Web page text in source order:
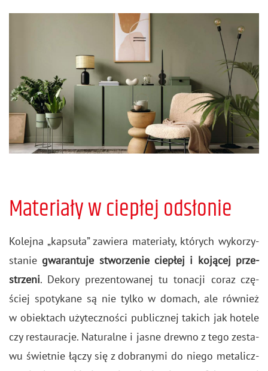
Materiały w ciepłej odsłonie
Ko­lej­na „kap­su­ła” za­wie­ra ma­te­ria­ły, któ­rych wy­ko­rzy­
sta­nie gwa­ran­tu­je stwo­rze­nie cie­płej i ko­ją­cej prze­
strze­ni. De­ko­ry pre­zen­to­wa­nej tu to­na­cji coraz czę­
ściej spo­ty­ka­ne są nie tylko w do­mach, ale rów­nież
w obiek­tach uży­tecz­no­ści pu­blicz­nej ta­kich jak ho­te­le
czy re­stau­ra­cje. Na­tu­ral­ne i jasne drew­no z tego ze­sta­
wu świet­nie łączy się z do­bra­ny­mi do niego me­ta­licz­